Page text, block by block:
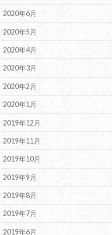
2020年6月
2020年5月
2020年4月
2020年3月
2020年2月
2020年1月
2019年12月
2019年11月
2019年10月
2019年9月
2019年8月
2019年7月
2019年6月